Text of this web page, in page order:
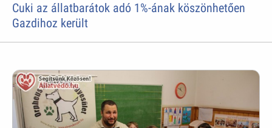
Cuki az állatbarátok adó 1%-ának köszönhetően
Gazdihoz került